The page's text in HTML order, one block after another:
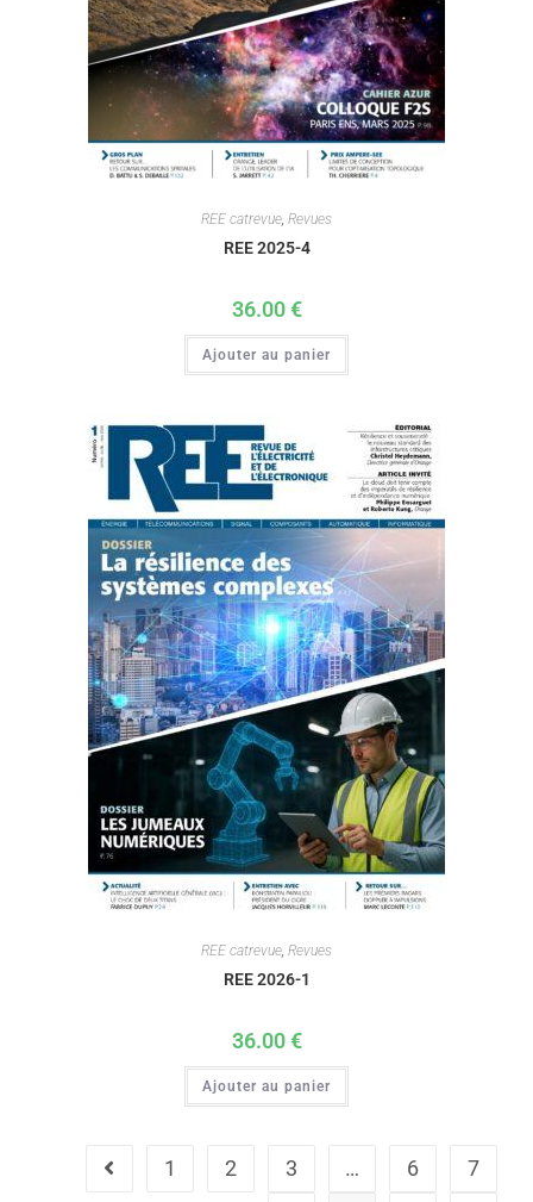
REE catrevue, Revues
REE 2025-4
36.00€
Ajouter au panier
REE catrevue Revues
REE 2026-1
36.00€
Ajouter au panier
1 2 3 … 6
7